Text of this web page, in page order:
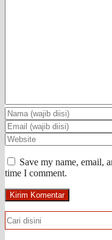
Save my name, email,
time I comment.
Search